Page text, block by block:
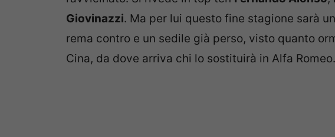
Giovinazzi. Ma per lui questo fine stagione sarà
rema contro e un sedile già perso, visto quanto
Cina, da dove arriva chi lo sostituirà in Alfa Romeo.